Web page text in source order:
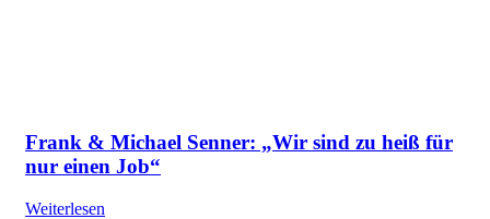
Frank & Michael Senner: „Wir sind zu heiß für
nur einen Job“
Weiterlesen